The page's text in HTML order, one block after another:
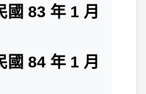
國 83 年 1 月
國 84 年 1 月